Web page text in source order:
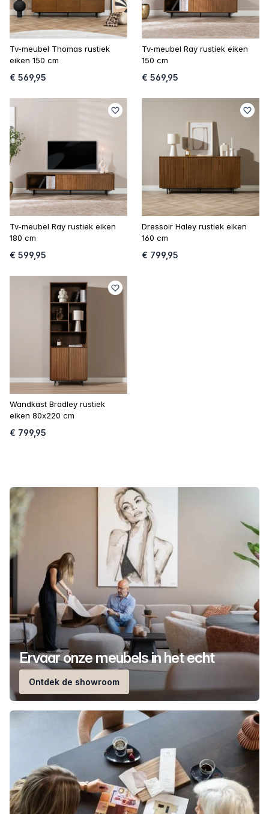
Tv-meubel Thomas rustiek
eiken 150 cm
€ 569,95
Tv-meubel Ray rustiek eiken
150 cm
€ 569,95
Tv-meubel Ray rustiek eiken
180 cm
€ 599,95
Dressoir Haley rustiek eiken
160 cm
€ 799,95
Wandkast Bradley rustiek
eiken 80x220 cm
€ 799,95
Ervaar onze meubels in het echt
Ontdek de showroom